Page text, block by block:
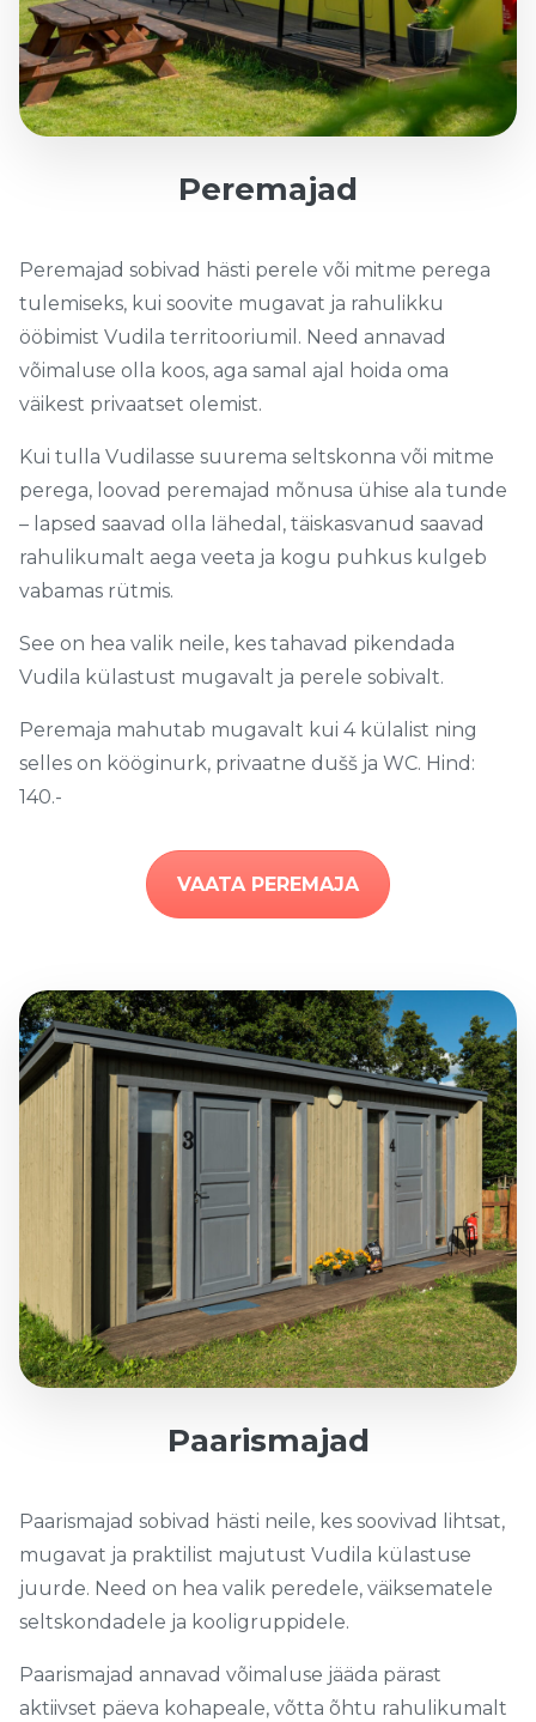
Peremajad
Peremajad sobivad hästi perele või mitme perega
tulemiseks, kui soovite mugavat ja rahulikku
ööbimist Vudila territooriumil. Need annavad
võimaluse olla koos, aga samal ajal hoida oma
väikest privaatset olemist.
Kui tulla Vudilasse suurema seltskonna või mitme
perega, loovad peremajad mõnusa ühise ala tunde
– lapsed saavad olla lähedal, täiskasvanud saavad
rahulikumalt aega veeta ja kogu puhkus kulgeb
vabamas rütmis.
See on hea valik neile, kes tahavad pikendada
Vudila külastust mugavalt ja perele sobivalt.
Peremaja mahutab mugavalt kui 4 külalist ning
selles on kööginurk, privaatne dušš ja WC. Hind:
140.-
VAATA PEREMAJA
Paarismajad
Paarismajad sobivad hästi neile, kes soovivad lihtsat,
mugavat ja praktilist majutust Vudila külastuse
juurde. Need on hea valik peredele, väiksematele
seltskondadele ja kooligruppidele.
Paarismajad annavad võimaluse jääda pärast
aktiivset päeva kohapeale, võtta õhtu rahulikumalt